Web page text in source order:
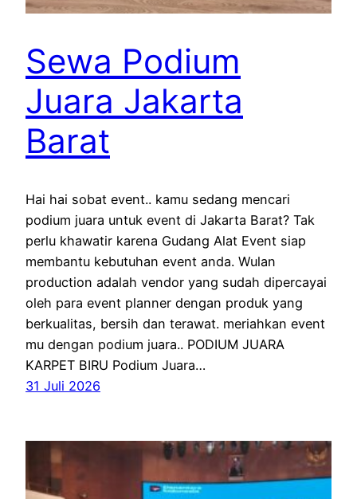
Sewa Podium
Juara Jakarta
Barat
Hai hai sobat event.. kamu sedang mencari
podium juara untuk event di Jakarta Barat? Tak
perlu khawatir karena Gudang Alat Event siap
membantu kebutuhan event anda. Wulan
production adalah vendor yang sudah dipercayai
oleh para event planner dengan produk yang
berkualitas, bersih dan terawat. meriahkan event
mu dengan podium juara.. PODIUM JUARA
KARPET BIRU Podium Juara…
31 Juli 2026